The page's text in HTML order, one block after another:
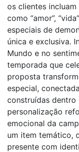
os clientes
como “amor”,
especiais de
única e exclusiva.
Mundo e no
temporada que
proposta
especial,
construídas dentro
personalização
emocional da
um item temático,
presente com